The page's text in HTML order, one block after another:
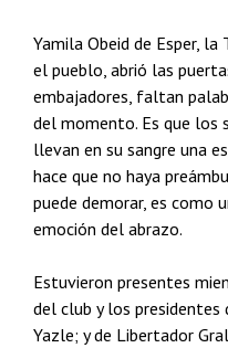
Yamila Obeid de Esper,
el pueblo, abrió las
embajadores, faltan
del momento. Es que los
llevan en su sangre una
hace que no haya
puede demorar, es como
emoción del abrazo.
Estuvieron presentes
del club y los presidentes
Yazle; y de Libertador